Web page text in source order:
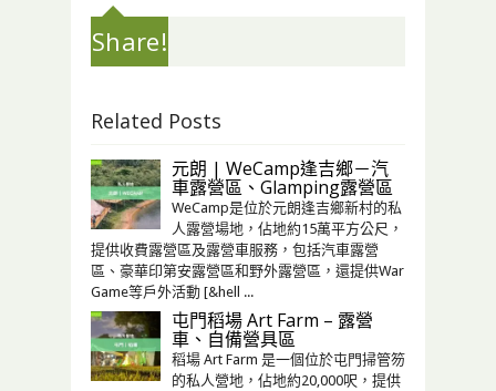
Share!
Related Posts
元朗 | WeCamp逢吉鄉－汽
車露營區、Glamping露營區
WeCamp是位於元朗逢吉鄉新村的私
人露營場地，佔地約15萬平方公尺，
提供收費露營區及露營車服務，包括汽⾞露營
區、豪華印第安露營區和野外露營區，還提供War
Game等戶外活動 [&hell ...
屯門稻場 Art Farm – 露營
車、自備營具區
稻場 Art Farm 是一個位於屯門掃管笏
的私人營地，佔地約20,000呎，提供